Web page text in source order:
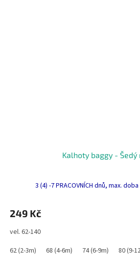
Kalhoty baggy - Šedý
3 (4) -7 PRACOVNÍCH dnů, max.
249 Kč
vel. 62-140
62 (2-3m)
68 (4-6m) 74 (6-9m) 80 (9-